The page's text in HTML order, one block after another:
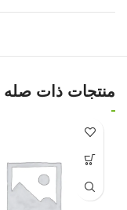
منتجات ذات صله